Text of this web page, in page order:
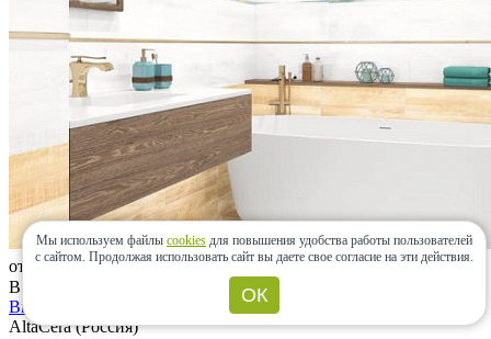
от 1 295 ₽
В наличии
Briole
AltaCera (Россия)
Мы используем файлы cookies для повышения удобства работы пользователей
с сайтом. Продолжая использовать сайт вы даете свое согласие на эти действия.
ОК